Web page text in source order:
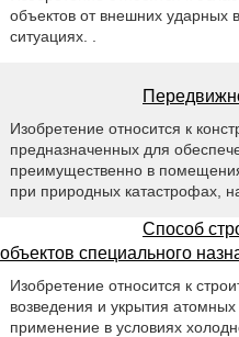
объектов от внешних ударных
ситуациях. .
Изобретение относится к
предназначенных для
преимущественно в
при природных катастрофах,
Способ
объектов специального
Изобретение относится к
возведения и укрытия
применение в условиях